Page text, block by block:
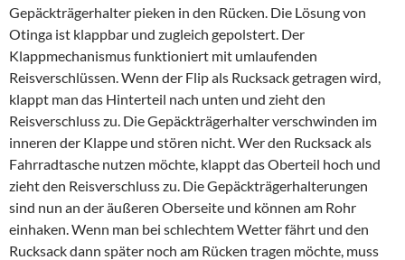
Gepäckträgerhalter pieken in den Rücken. Die Lösung von
Otinga ist klappbar und zugleich gepolstert. Der
Klappmechanismus funktioniert mit umlaufenden
Reisverschlüssen. Wenn der Flip als Rucksack getragen wird,
klappt man das Hinterteil nach unten und zieht den
Reisverschluss zu. Die Gepäckträgerhalter verschwinden im
inneren der Klappe und stören nicht. Wer den Rucksack als
Fahrradtasche nutzen möchte, klappt das Oberteil hoch und
zieht den Reisverschluss zu. Die Gepäckträgerhalterungen
sind nun an der äußeren Oberseite und können am Rohr
einhaken. Wenn man bei schlechtem Wetter fährt und den
Rucksack dann später noch am Rücken tragen möchte, muss